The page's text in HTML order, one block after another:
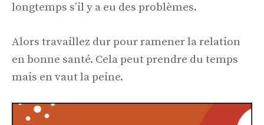
longtemps s’il y a eu des problèmes.
Alors travaillez dur pour ramener la relation
en bonne santé. Cela peut prendre du temps
mais en vaut la peine.